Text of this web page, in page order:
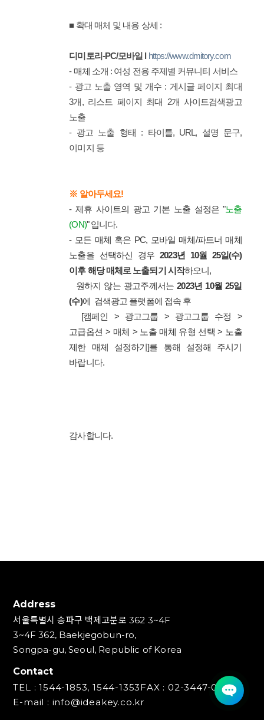
■ 확대 매체 및 내용 상세 :
디미토리-PC/모바일 l
https://www.dmitory.com
- 매체 소개 : 여성 전용 주제별 커뮤니티 서비스
- 광고 노출 영역 및 개수 : 게시글 페이지 최대
3개, 리스트 페이지 최대 2개 사이트검색광고
노출
- 광고 노출 형태 : 타이틀, URL, 설명 문구,
이미지 등
※ 알아두세요!
- 제휴 사이트의 광고 기본 노출 설정은 "노출
(ON)" 입니다.
- 모든 매체 혹은 PC, 모바일 매체/파트너 매체
노출을 선택하신 경우2023년 10월 25일(수)
이후 해당 매체로 노출되기 시작하오니,
원하지 않는 광고주께서는2023년 10월 25일
(수)에 검색광고 플랫폼에 접속 후
[캠페인 > 광고그룹 > 광고그룹 수정 >
고급옵션 > 매체 > 노출 매체 유형 선택 > 노출
제한 매체 설정하기]를 통해 설정해 주시기
바랍니다.
감사합니다.
Address
서울특별시 송파구 백제고분로 362 3~4F
3~4F 362, Baekjegobun-ro,
Songpa-gu, Seoul, Republic of Korea
Contact
TEL : 1544-1853, 1544-1353FAX : 02-3447-0700
E-mail : info@ideakey.co.kr